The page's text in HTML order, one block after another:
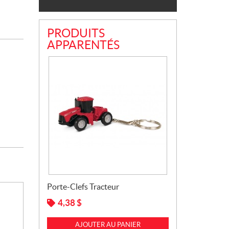
PRODUITS
APPARENTÉS
Porte-Clefs Tracteur
4,38$
AJOUTER AU PANIER